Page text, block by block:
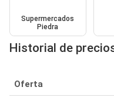
Supermercados
Piedra
Historial de
Oferta